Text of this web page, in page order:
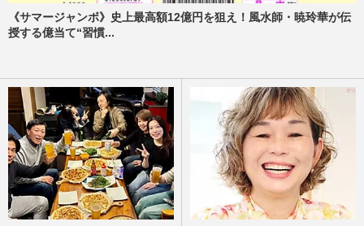
《サマージャンボ》史上最高額12億円を狙え！風水師・暁玲華が伝
授する億当て“習慣...